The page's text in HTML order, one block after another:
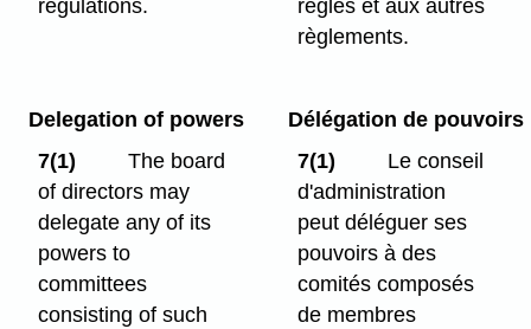
regulations.
règles et aux autres
règlements.
Delegation of powers
7(1)
The board
of directors may
delegate any of its
powers to
committees
consisting of such
Délégation de pouvoirs
7(1)
Le conseil
d'administration
peut déléguer ses
pouvoirs à des
comités composés
de membres